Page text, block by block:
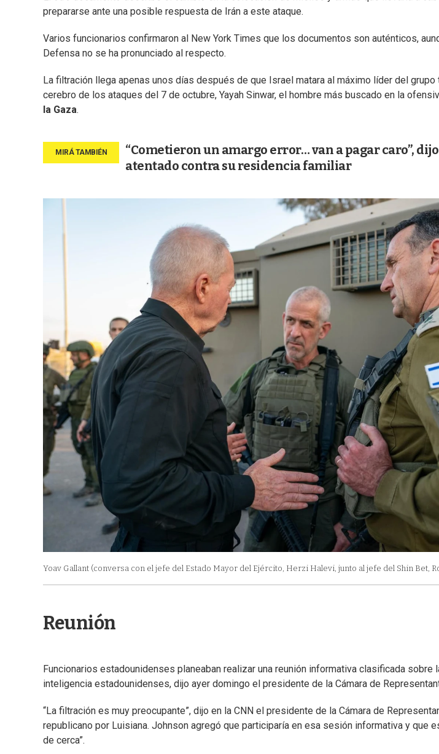
prepararse ante una posible respuesta de Irán a este ataque.
Varios funcionarios confirmaron al New York Times que los documentos son auténticos,
Defensa no se ha pronunciado al respecto.
La filtración llega apenas unos días después de que Israel matara al máximo líder del
cerebro de los ataques del 7 de octubre, Yayah Sinwar, el hombre más buscado en la
la Gaza.
“Cometieron un amargo error… van a pagar caro”,
atentado contra su residencia familiar
Yoav Gallant (conversa con el jefe del Estado Mayor del Ejército, Herzi Halevi, junto al jefe del Shin Bet,
Reunión
Funcionarios estadounidenses planeaban realizar una reunión informativa clasificada sobre
inteligencia estadounidenses, dijo ayer domingo el presidente de la Cámara de
“La filtración es muy preocupante”, dijo en la CNN el presidente de la Cámara de
republicano por Luisiana. Johnson agregó que participaría en esa sesión informativa y que
de cerca”.